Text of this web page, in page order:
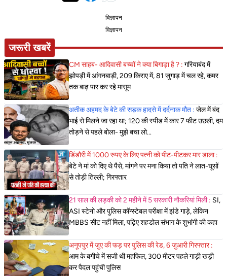
विज्ञापन
विज्ञापन
जरूरी खबरें
CM साहब- आदिवासी बच्चों ने क्या बिगाड़ा है ? : गरियाबंद में
झोपड़ी में आंगनबाड़ी, 209 किराए में, 81 जुगाड़ में चल रहे, कमर
तक बाढ़ पार कर रहे मासूम
अतीक अहमद के बेटे की सड़क हादसे में दर्दनाक मौत : जेल में बंद
भाई से मिलने जा रहा था; 120 की स्पीड में कार 7 फीट उछली, दम
तोड़ने से पहले बोला- मुझे बचा लो...
डिंडौरी में 1000 रुपए के लिए पत्नी को पीट-पीटकर मार डाला :
बेटे ने मां को दिए थे पैसे, मांगने पर मना किया तो पति ने लात-घूसों
से तोड़ी तिल्ली; गिरफ्तार
21 साल की लड़की को 2 महीने में 5 सरकारी नौकरियां मिली : SI,
ASI स्टेनो और पुलिस कॉन्स्टेबल परीक्षा में झंडे गाड़े, लेकिन
MBBS सीट नहीं मिला, पढ़िए शहडोल संभाग के शुभांगी की कहा
अनूपपुर में जुए की फड़ पर पुलिस की रेड, 6 जुआरी गिरफ्तार :
आम के बगीचे में सजी थी महफिल, 300 मीटर पहले गाड़ी खड़ी
कर पैदल पहुंची पुलिस